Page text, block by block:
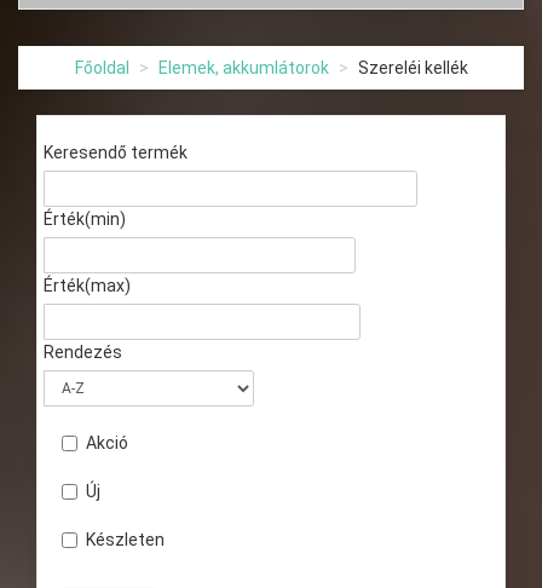
Főoldal Elemek, akkumlátorok Szereléi kellék
Keresendő termék
Érték(min)
Érték(max)
Rendezés
Akció
Új
Készleten